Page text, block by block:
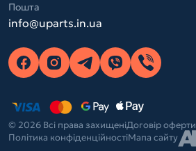
Пошта
info@uparts.in.ua
© 2026 Всі права захищеніДоговір оферти
Політика конфіденційностіМапа сайту